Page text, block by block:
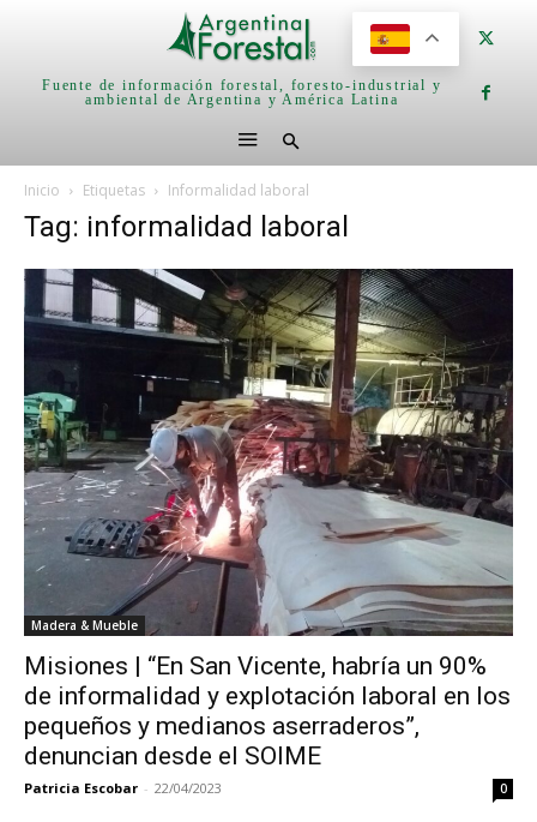
Fuente de información forestal, foresto-industrial y
ambiental de Argentina y América Latina
Inicio Etiquetas Informalidad laboral
Tag: informalidad laboral
Madera & Mueble
Misiones | “En San Vicente, habría un 90%
de informalidad y explotación laboral en los
pequeños y medianos aserraderos”,
denuncian desde el SOIME
Patricia Escobar - 22/04/2023 0